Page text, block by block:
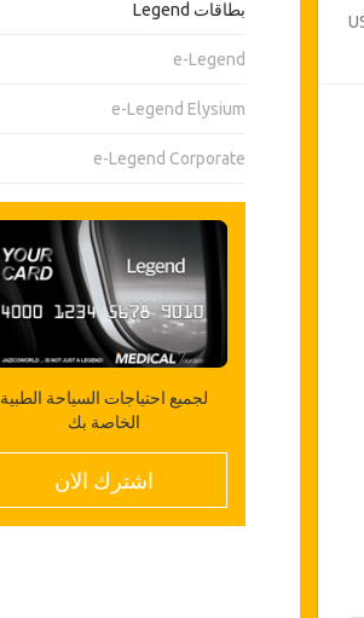
بطاقات Legend
e-Legend
e-Legend Elysium
e-Legend Corporate
لجميع احتياجات السياحة الطبية
الخاصة بك
اشترك الان